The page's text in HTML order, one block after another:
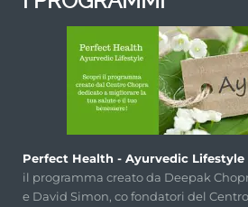
Perfect Health - Ayurvedic Lifestyle
il programma creato da Deepak
e David Simon, co fondatori del